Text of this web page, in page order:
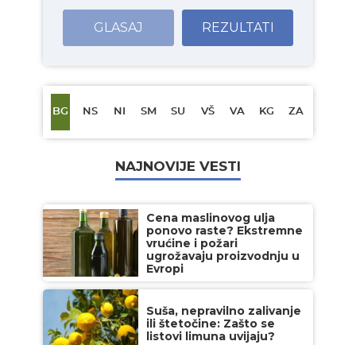
GLASAJ REZULTATI
BG NS NI SM SU VŠ VA KG ZA
NAJNOVIJE VESTI
Cena maslinovog ulja
ponovo raste? Ekstremne
vrućine i požari
ugrožavaju proizvodnju u
Evropi
Suša, nepravilno zalivanje
ili štetočine: Zašto se
listovi limuna uvijaju?